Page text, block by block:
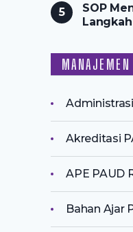
SOP
MANAJEMEN
Akreditasi
APE PAUD
Bahan Ajar